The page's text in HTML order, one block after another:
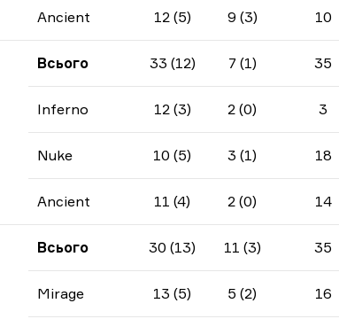
Ancient 12 (5) 9 (3) 10
Всього 33 (12) 7 (1) 35
Inferno 12 (3) 2 (0) 3
Nuke 10 (5) 3 (1) 18
Ancient 11 (4) 2 (0) 14
Всього 30 (13) 11 (3) 35
Mirage 13 (5) 5 (2) 16